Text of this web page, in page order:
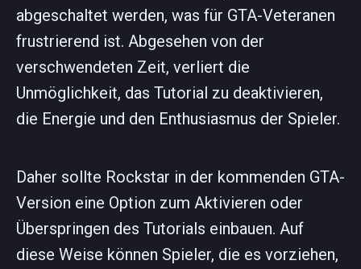
abgeschaltet werden, was für GTA-Veteranen
frustrierend ist. Abgesehen von der
verschwendeten Zeit, verliert die
Unmöglichkeit, das Tutorial zu deaktivieren,
die Energie und den Enthusiasmus der Spieler.
Daher sollte Rockstar in der kommenden GTA-
Version eine Option zum Aktivieren oder
Überspringen des Tutorials einbauen. Auf
diese Weise können Spieler, die es vorziehen,